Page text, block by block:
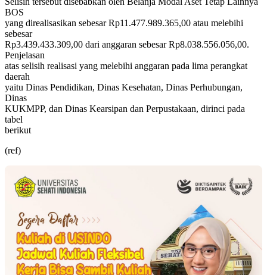
BOS
yang direalisasikan sebesar Rp11.477.989.365,00 atau melebihi
sebesar
Rp3.439.433.309,00 dari anggaran sebesar Rp8.038.556.056,00.
Penjelasan
atas selisih realisasi yang melebihi anggaran pada lima perangkat
daerah
yaitu Dinas Pendidikan, Dinas Kesehatan, Dinas Perhubungan,
Dinas
KUKMPP, dan Dinas Kearsipan dan Perpustakaan, dirinci pada
tabel
berikut
(ref)